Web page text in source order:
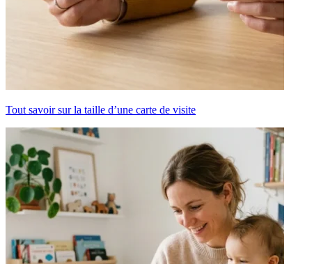
Tout savoir sur la taille d’une carte de visite